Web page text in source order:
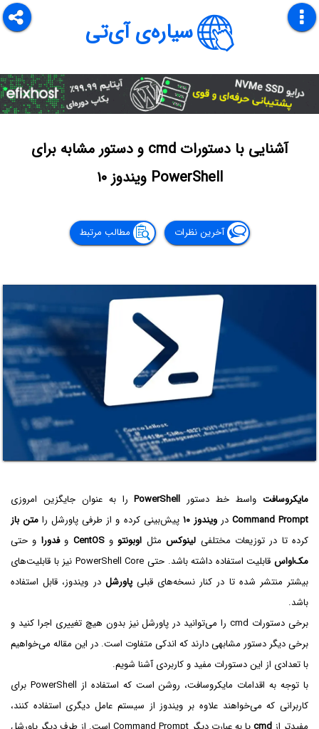
سیاره‌ی آی‌تی
آشنایی با دستورات cmd و دستور مشابه برای
PowerShell ویندوز ۱۰
آخرین نظرات مطالب مرتبط
مایکروسافتواسط خط دستور PowerShellرا به عنوان جایگزین امروزی
Command Prompt درویندوز ۱۰ پیش‌بینی کرده و از طرفی پاورشل را متن باز
کرده تا در توزیعات مختلفی لینوکسمثل اوبونتو وCentOS وفدورا و حتی
مک‌او‌اس
قابلیت استفاده داشته باشد. حتی PowerShell Core نیز با قابلیت‌های
بیشتر منتشر شده تا در کنار نسخه‌های قبلیپاورشل در ویندوز، قابل استفاده
باشد.
برخی دستورات cmd را می‌توانید در پاورشل نیز بدون هیچ تغییری اجرا کنید و
برخی دیگر دستور مشابهی دارند که اندکی متفاوت است. در این مقاله می‌خواهیم
با تعدادی از این دستورات مفید و کاربردی آشنا شویم.
با توجه به اقدامات مایکروسافت، روشن است که استفاده از PowerShell برای
کاربرانی که می‌خواهند علاوه بر ویندوز از سیستم عامل دیگری استفاده کنند،